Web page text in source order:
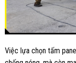
Việc lựa chọn tấm